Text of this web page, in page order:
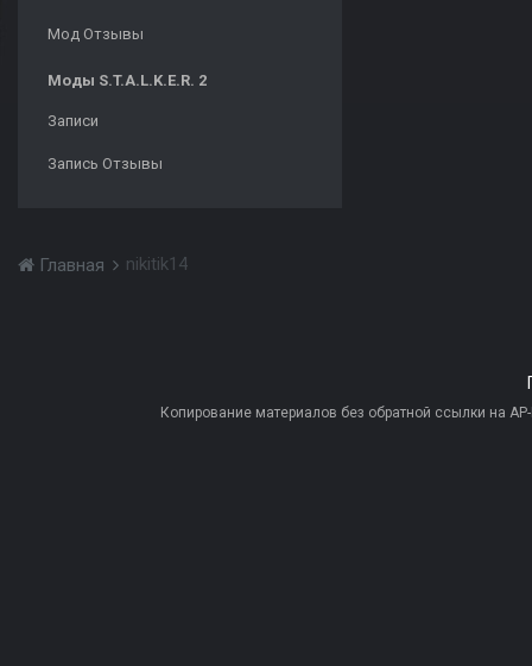
Мод Отзывы
Моды S.T.A.L.K.E.R. 2
Записи
Запись Отзывы
Главная nikitik14
Копирование материалов без обратной ссылки на